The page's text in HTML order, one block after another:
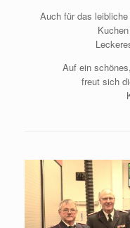
Auch für das
Auf ein
freut sich